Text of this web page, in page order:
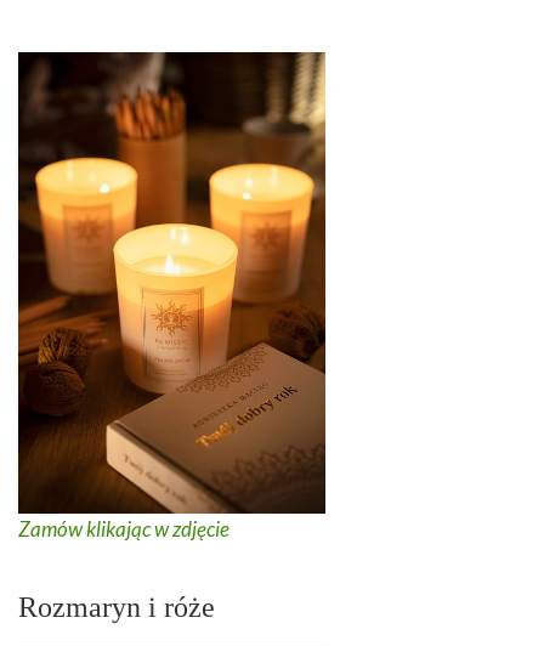
Zamów klikając w zdjęcie
Rozmaryn i róże